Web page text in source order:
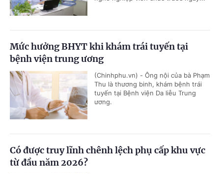
Mức hưởng BHYT khi khám trái tuyến tại
bệnh viện trung ương
(Chinhphu.vn) - Ông nội của bà Phạm
Thu là thương binh, khám bệnh trái
tuyến tại Bệnh viện Da liễu Trung
ương.
Có được truy lĩnh chênh lệch phụ cấp khu vực
từ đầu năm 2026?